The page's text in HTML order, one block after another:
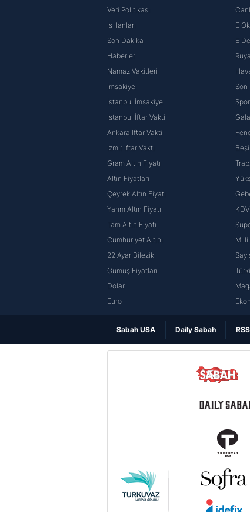
Veri Politikası
İş İlanları
Son Dakika
Haberler
Namaz Vakitleri
İmsakiye
İstanbul İmsakiye
İstanbul İftar Vakti
Ankara İftar Vakti
İzmir İftar Vakti
Gram Altın Fiyatı
Altın Fiyatları
Çeyrek Altın Fiyatı
Yarım Altın Fiyatı
Tam Altın Fiyatı
Cumhuriyet Altını
22 Ayar Bilezik
Gümüş Fiyatları
Dolar
Euro
E
E
Son
Milli
Sabah USA Daily Sabah RSS